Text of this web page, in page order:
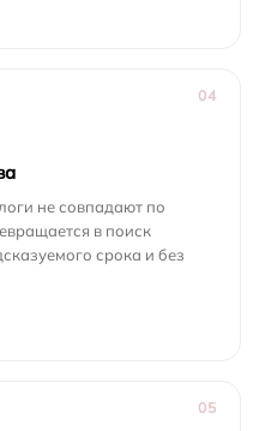
04
не совпадают по
в поиск
срока и без
05